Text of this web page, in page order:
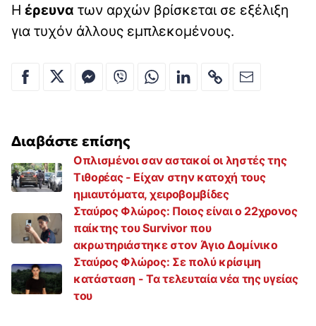
Η έρευνα των αρχών βρίσκεται σε εξέλιξη
για τυχόν άλλους εμπλεκομένους.
Διαβάστε επίσης
Οπλισμένοι σαν αστακοί οι ληστές της
Τιθορέας - Είχαν στην κατοχή τους
ημιαυτόματα, χειροβομβίδες
Σταύρος Φλώρος: Ποιος είναι ο 22χρονος
παίκτης του Survivor που
ακρωτηριάστηκε στον Άγιο Δομίνικο
Σταύρος Φλώρος: Σε πολύ κρίσιμη
κατάσταση - Τα τελευταία νέα της υγείας
του